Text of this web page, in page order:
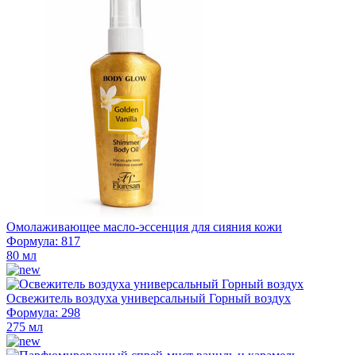
Омолаживающее масло-эссенция для сияния кожи
Формула: 817
80 мл
Освежитель воздуха универсальный Горный воздух
Формула: 298
275 мл